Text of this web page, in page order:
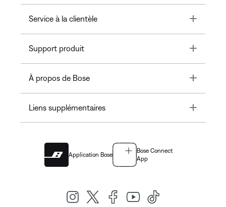
Service à la clientèle Toggle
Support produit Toggle
À propos de Bose Toggle
Liens supplémentaires Toggle
Application Bose
Bose Connect
App